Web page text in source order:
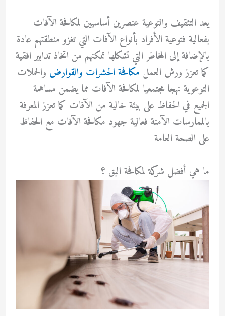
يعد التثقيف والتوعية عنصرين أساسيين لمكافحة الآفات
بفعالية فتوعية الأفراد بأنواع الآفات التي تغزو منطقتهم عادة
بالإضافة إلى المخاطر التي تشكلها تمكنهم من اتخاذ تدابير افقية
كما تعزز ورش العمل مكافحة الحشرات والقوارض والحملات
التوعوية نهجا مجتمعيا لمكافحة الآفات مما يضمن مساهمة
الجميع في الحفاظ على بيئة خالية من الآفات كما تعزز المعرفة
بالممارسات الآمنة فعالية جهود مكافحة الآفات مع الحفاظ
على الصحة العامة
ما هي أفضل شركة لمكافحة البق ؟